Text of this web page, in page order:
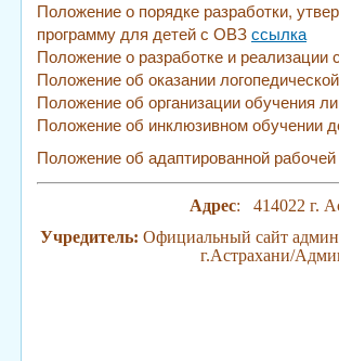
Положение о порядке разработки,
программу для детей с ОВЗссылка
Положение о разработке и
Положение об оказании
Положение об организации обучения
Положение об инклюзивном обучении
Положение об адаптированной
Адрес: 414022 г.
Учредитель: Официальный сайт
г.Астрахани/